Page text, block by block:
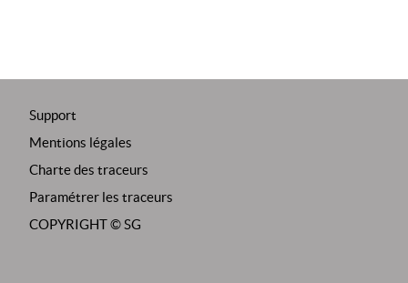
Support
Mentions légales
Charte des traceurs
Paramétrer les traceurs
COPYRIGHT ©SG